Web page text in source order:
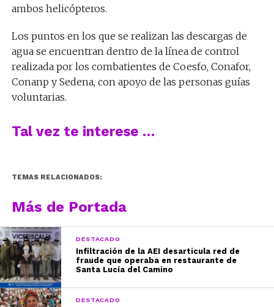
ambos helicópteros.
Los puntos en los que se realizan las descargas de
agua se encuentran dentro de la línea de control
realizada por los combatientes de Coesfo, Conafor,
Conanp y Sedena, con apoyo de las personas guías
voluntarias.
Tal vez te interese …
TEMAS RELACIONADOS:
Más de Portada
DESTACADO
Infiltración de la AEI desarticula red de
fraude que operaba en restaurante de
Santa Lucía del Camino
DESTACADO